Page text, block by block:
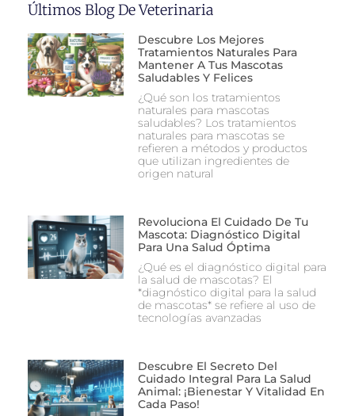
Últimos Blog De Veterinaria
Descubre Los Mejores
Tratamientos Naturales Para
Mantener A Tus Mascotas
Saludables Y Felices
¿Qué son los tratamientos
naturales para mascotas
saludables? Los tratamientos
naturales para mascotas se
refieren a métodos y productos
que utilizan ingredientes de
origen natural
Revoluciona El Cuidado De Tu
Mascota: Diagnóstico Digital
Para Una Salud Óptima
¿Qué es el diagnóstico digital para
la salud de mascotas? El
*diagnóstico digital para la salud
de mascotas* se refiere al uso de
tecnologías avanzadas
Descubre El Secreto Del
Cuidado Integral Para La Salud
Animal: ¡Bienestar Y Vitalidad En
Cada Paso!